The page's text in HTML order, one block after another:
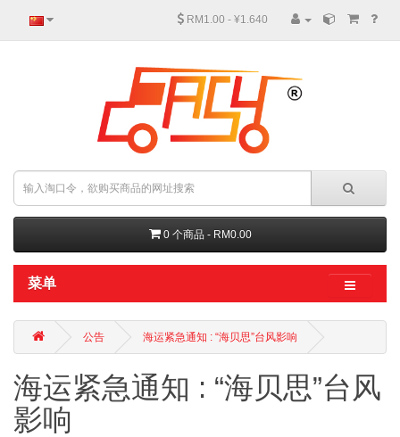
RM1.00 - ¥1.640
0 个商品 - RM0.00
菜单
公告 海运紧急通知 : “海贝思”台风影响
海运紧急通知 : “海贝思”台风
影响